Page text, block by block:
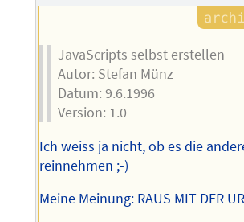
JavaScripts selbst erstellen
Autor: Stefan Münz
Datum: 9.6.1996
Version: 1.0
Ich weiss ja nicht, ob es die
reinnehmen ;-)
Meine Meinung: RAUS MIT DER